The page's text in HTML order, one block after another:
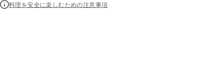
料理を安全に楽しむための注意事項